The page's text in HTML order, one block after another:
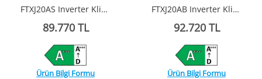
FTXJ20AS Inverter Klima R32
89.770 TL
Ürün Bilgi Formu
FTXJ20AB Inverter Klima R32
92.720 TL
Ürün Bilgi Formu